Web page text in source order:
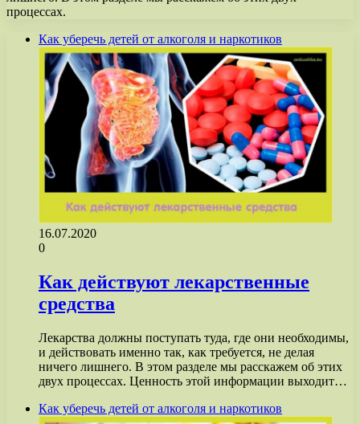
процессах.
Как уберечь детей от алкоголя и наркотиков
16.07.2020
0
Как действуют лекарственные
средства
Лекарства должны поступать туда, где они необходимы,
и действовать именно так, как требуется, не делая
ничего лишнего. В этом разделе мы расскажем об этих
двух процессах. Ценность этой информации выходит…
Как уберечь детей от алкоголя и наркотиков